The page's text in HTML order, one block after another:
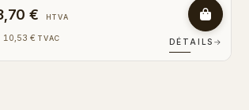
€ HTVA
10,53 € TVAC DÉTAILS →